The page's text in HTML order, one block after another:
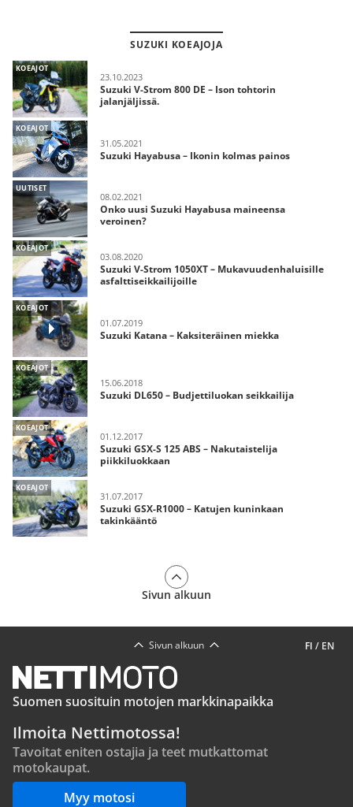
SUZUKI KOEAJOJA
KOEAJOT
23.10.2023
Suzuki V-Strom 800 DE – Ison tohtorin
jalanjäljissä.
KOEAJOT
31.05.2021
Suzuki Hayabusa – Ikonin kolmas painos
UUTISET
08.02.2021
Onko uusi Suzuki Hayabusa maineensa
veroinen?
KOEAJOT
03.08.2020
Suzuki V-Strom 1050XT – Mukavuudenhaluisille
asfalttiseikkailijoille
KOEAJOT
01.07.2019
Suzuki Katana – Kaksiteräinen miekka
KOEAJOT
15.06.2018
Suzuki DL650 – Budjettiluokan seikkailija
KOEAJOT
01.12.2017
Suzuki GSX-S 125 ABS – Nakutaistelija
piikkiluokkaan
KOEAJOT
31.07.2017
Suzuki GSX-R1000 – Katujen kuninkaan
takinkääntö
Sivun alkuun
FI / EN
Sivun alkuun
Suomen suosituin motojen markkinapaikka
Ilmoita Nettimotossa!
Tavoitat eniten ostajia ja teet mutkattomat
motokaupat.
Myy motosi